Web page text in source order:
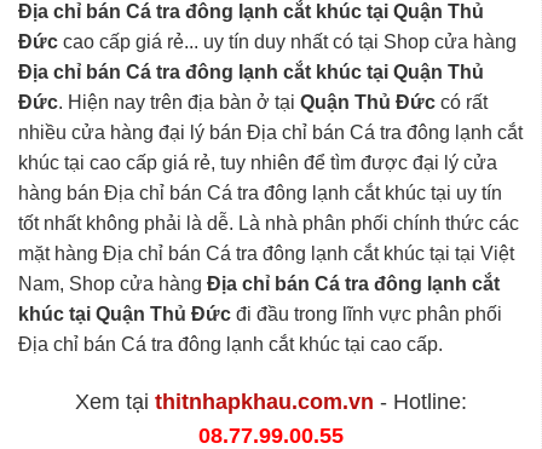
Địa chỉ bán Cá tra đông lạnh cắt khúc tại Quận Thủ
Đức cao cấp giá rẻ... uy tín duy nhất có tại Shop cửa hàng
Địa chỉ bán Cá tra đông lạnh cắt khúc tại Quận Thủ
Đức. Hiện nay trên địa bàn ở tại Quận Thủ Đức có rất
nhiều cửa hàng đại lý bán Địa chỉ bán Cá tra đông lạnh cắt
khúc tại cao cấp giá rẻ, tuy nhiên để tìm được đại lý cửa
hàng bán Địa chỉ bán Cá tra đông lạnh cắt khúc tại uy tín
tốt nhất không phải là dễ. Là nhà phân phối chính thức các
mặt hàng Địa chỉ bán Cá tra đông lạnh cắt khúc tại tại Việt
Nam, Shop cửa hàng Địa chỉ bán Cá tra đông lạnh cắt
khúc tại Quận Thủ Đức đi đầu trong lĩnh vực phân phối
Địa chỉ bán Cá tra đông lạnh cắt khúc tại cao cấp.
Xem tại thitnhapkhau.com.vn - Hotline:
08.77.99.00.55